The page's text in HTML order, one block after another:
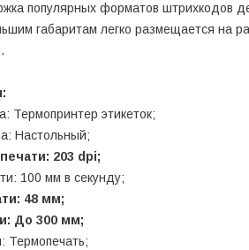
популярных форматов штрихкодов
габаритам легко размещается на
Термопринтер этикеток;
Настольный;
203 dpi;
100 мм в секунду;
48 мм;
До 300 мм;
Термопечать;